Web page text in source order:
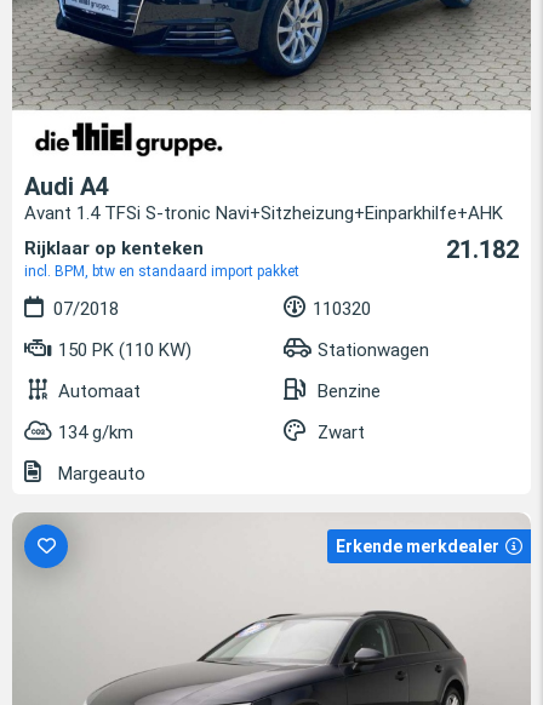
Audi A4
Avant 1.4 TFSi S-tronic Navi+Sitzheizung+Einparkhilfe+AHK
Rijklaar op kenteken
incl. BPM, btw en standaard import pakket
21.182
07/2018
110320
150 PK (110 KW)
Stationwagen
Automaat
Benzine
134 g/km
Zwart
Margeauto
Erkende merkdealer